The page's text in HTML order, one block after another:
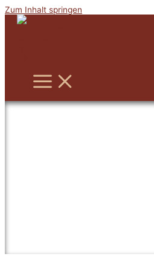
Zum Inhalt springen